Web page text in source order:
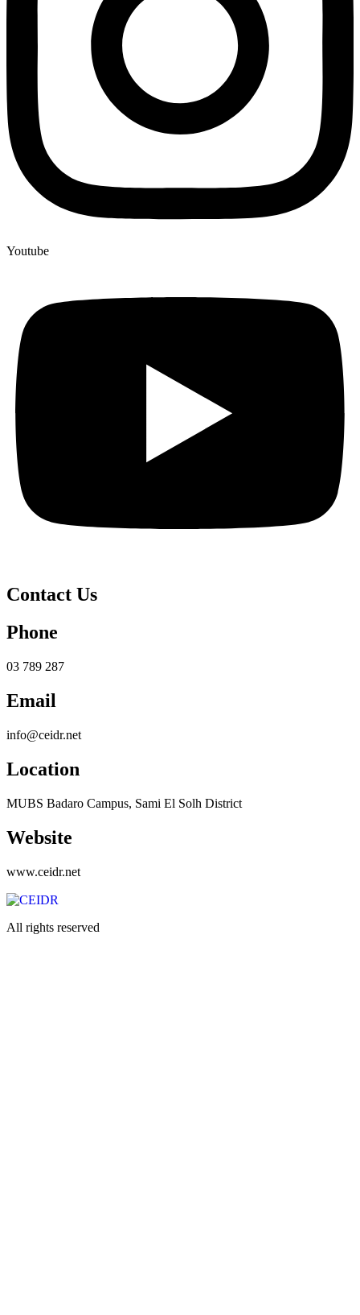
Youtube
Contact Us
Phone
03 789 287
Email
info@ceidr.net
Location
MUBS Badaro Campus, Sami El Solh District
Website
www.ceidr.net
All rights reserved